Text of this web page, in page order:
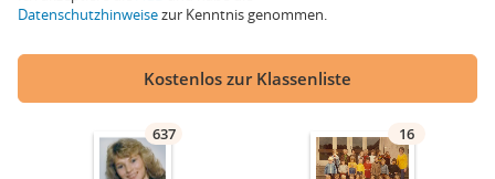
Datenschutzhinweisezur Kenntnis genommen.
Kostenlos zur Klassenliste
637 16